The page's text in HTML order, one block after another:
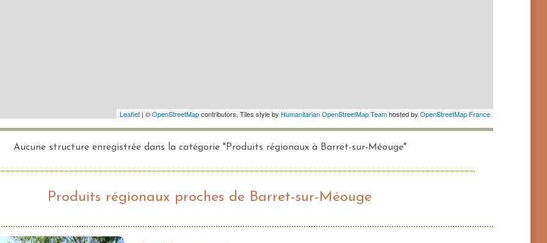
Aucune structure enregistrée dans la catégorie "Produits régionaux à Barret-sur-Méouge"
Produits régionaux proches de Barret-sur-Méouge